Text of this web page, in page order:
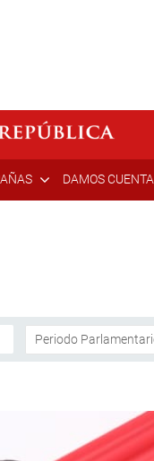
DAMOS CUENTA